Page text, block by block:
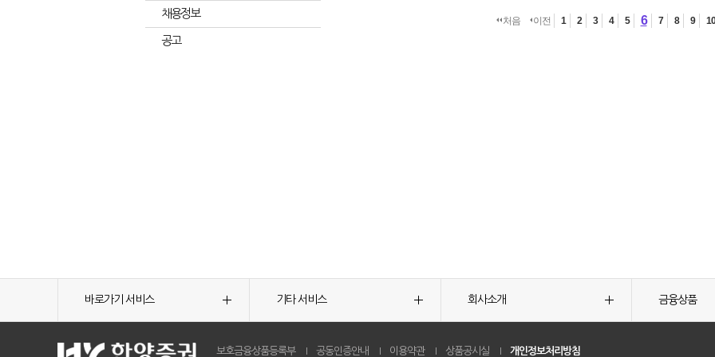
채용정보
공고
처음 이전 1 2 3 4 5 6 7 8 9 10
바로가기 서비스 기타 서비스 회사소개 금융상품
보호금융상품등록부 공동인증안내 이용약관 상품공시실 개인정보처리방침